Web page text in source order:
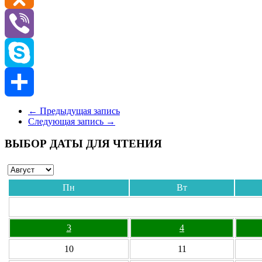
Odnoklassniki
Viber
Skype
Отправить
← Предыдущая запись
Следующая запись →
ВЫБОР ДАТЫ ДЛЯ ЧТЕНИЯ
Пн Вт
3 4
10 11